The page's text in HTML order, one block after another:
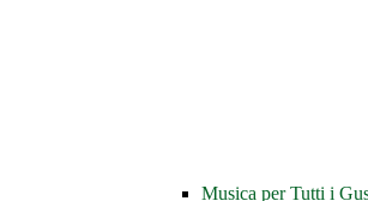
Musica per Tutti i